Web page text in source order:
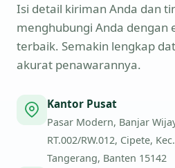
Isi detail kiriman Anda dan
menghubungi Anda dengan
terbaik. Semakin lengkap
akurat penawarannya.
Kantor Pusat
Pasar Modern, Banjar
RT.002/RW.012, Cipete,
Tangerang, Banten 15142